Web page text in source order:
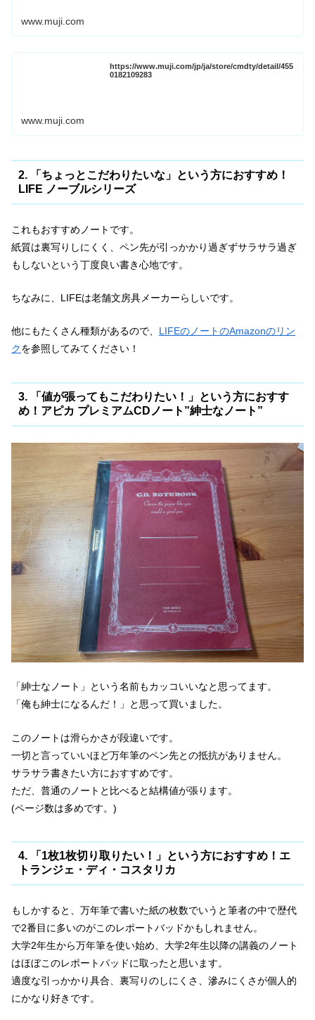
www.muji.com
https://www.muji.com/jp/ja/store/cmdty/detail/455
0182109283
www.muji.com
2. 「ちょっとこだわりたいな」という方におすすめ！
LIFE ノーブルシリーズ
これもおすすめノートです。
紙質は裏写りしにくく、ペン先が引っかかり過ぎずサラサラ過ぎ
もしないという丁度良い書き心地です。
ちなみに、LIFEは老舗文房具メーカーらしいです。
他にもたくさん種類があるので、 LIFEのノートのAmazonのリン
クを参照してみてください！
3. 「値が張ってもこだわりたい！」という方におすす
め！アピカ プレミアムCDノート”紳士なノート”
「紳士なノート」という名前もカッコいいなと思ってます。
「俺も紳士になるんだ！」と思って買いました。
このノートは滑らかさが段違いです。
一切と言っていいほど万年筆のペン先との抵抗がありません。
サラサラ書きたい方におすすめです。
ただ、普通のノートと比べると結構値が張ります。
(ページ数は多めです。)
4. 「1枚1枚切り取りたい！」という方におすすめ！エ
トランジェ・ディ・コスタリカ
もしかすると、万年筆で書いた紙の枚数でいうと筆者の中で歴代
で2番目に多いのがこのレポートバッドかもしれません。
大学2年生から万年筆を使い始め、大学2年生以降の講義のノート
はほぼこのレポートパッドに取ったと思います。
適度な引っかかり具合、裏写りのしにくさ、滲みにくさが個人的
にかなり好きです。